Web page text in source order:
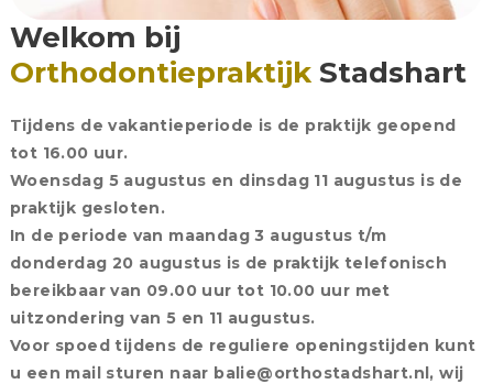
Welkom bij
OrthodontiepraktijkStadshart
Tijdens de vakantieperiode is de praktijk geopend
tot 16.00 uur.
Woensdag 5 augustus en dinsdag 11 augustus is de
praktijk gesloten.
In de periode van maandag 3 augustus t/m
donderdag 20 augustus is de praktijk telefonisch
bereikbaar van 09.00 uur tot 10.00 uur met
uitzondering van 5 en 11 augustus.
Voor spoed tijdens de reguliere openingstijden kunt
u een mail sturen naar balie@orthostadshart.nl, wij